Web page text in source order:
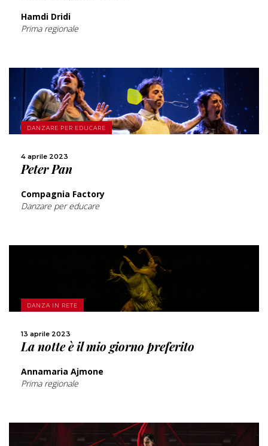
Hamdi Dridi
Prima regionale
DANZARE PER EDUCARE
4 aprile 2023
Peter Pan
Compagnia Factory
Danzare per educare
SCOPRI DI PIÙ
DANZA IN RETE
13 aprile 2023
La notte è il mio giorno preferito
Annamaria Ajmone
Prima regionale
SCOPRI DI PIÙ